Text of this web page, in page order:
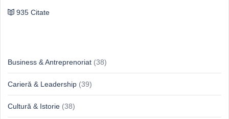
935 Citate
Business & Antreprenoriat (38)
Carieră & Leadership (39)
Cultură & Istorie (38)